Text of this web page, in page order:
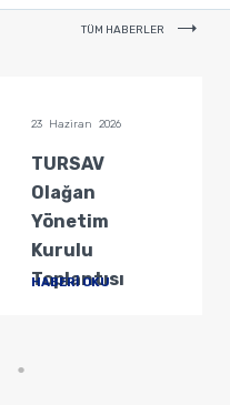
TÜM HABERLER
23 Haziran 2026
TURSAV
Olağan
Yönetim
Kurulu
Toplantısı
HABERİ OKU